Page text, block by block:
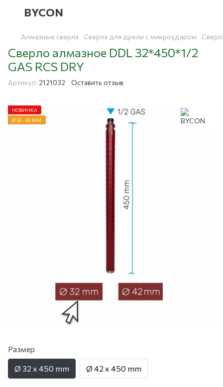
BYCON
Алмазные сверла Сверла для дрели с микроударом
Сверло алмазное DDL 32*450*1/2
GAS RCS DRY
Артикул: 2121032 Оставить отзыв
НОВИНКА
Ø 32- 42 ММ
Размер
Ø 32 x 450 mm Ø 42 x 450 mm